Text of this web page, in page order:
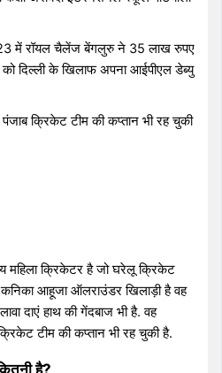
में रॉयल चैलेंज बेंगलुरु ने 35 लाख रुपए
दिल्ली के खिलाफ अपना आईपीएल डेब्यु
क्रिकेट टीम की कप्तान भी रह चुकी
महिला क्रिकेटर है जो घरेलू क्रिकेट
कनिका आहूजा ऑलराउंडर खिलाड़ी है वह
दाएं हाथ की गेंदबाज भी है. वह
टीम की कप्तान भी रह चुकी है.
है?